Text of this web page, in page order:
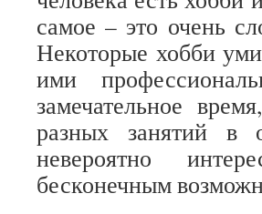
самое – это очень
Некоторые хобби
ими
замечательное
разных занятий в
невероятно
бесконечным